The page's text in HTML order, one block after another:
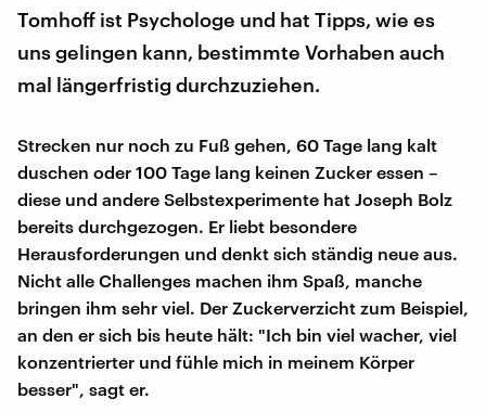
Tomhoff ist Psychologe und hat Tipps, wie es
uns gelingen kann, bestimmte Vorhaben auch
mal längerfristig durchzuziehen.
Strecken nur noch zu Fuß gehen, 60 Tage lang kalt
duschen oder 100 Tage lang keinen Zucker essen –
diese und andere Selbstexperimente hat Joseph Bolz
bereits durchgezogen. Er liebt besondere
Herausforderungen und denkt sich ständig neue aus.
Nicht alle Challenges machen ihm Spaß, manche
bringen ihm sehr viel. Der Zuckerverzicht zum Beispiel,
an den er sich bis heute hält: "Ich bin viel wacher, viel
konzentrierter und fühle mich in meinem Körper
besser", sagt er.